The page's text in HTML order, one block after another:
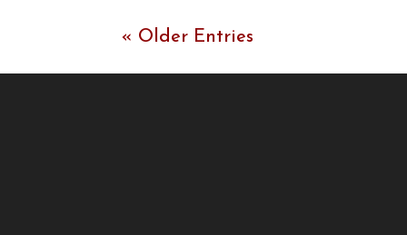
« Older Entries